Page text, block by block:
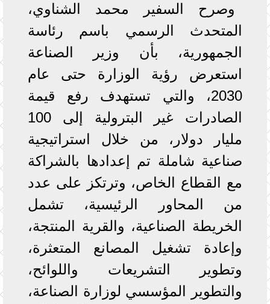
وصرح السفير محمد الشناوي،
المتحدث الرسمي باسم رئاسة
الجمهورية، بأن وزير الصناعة
استعرض رؤية الوزارة حتى عام
2030، والتي تستهدف رفع قيمة
الصادرات غير البترولية إلى 100
مليار دولار، من خلال استراتيجية
صناعية شاملة تم إعدادها بالشراكة
مع القطاع الخاص، وترتكز على عدد
من المحاور الرئيسية، تشمل
الخريطة الصناعية، والقرية المنتجة،
وإعادة تشغيل المصانع المتعثرة،
وتطوير التشريعات واللوائح،
والتطوير المؤسسي لوزارة الصناعة،